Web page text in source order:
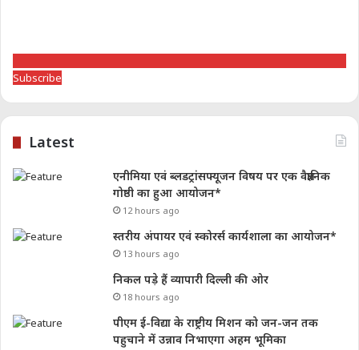
Subscribe
Latest
एनीमिया एवं ब्लडट्रांसफ्यूजन विषय पर एक वैज्ञानिक
गोष्ठी का हुआ आयोजन*
12 hours ago
स्तरीय अंपायर एवं स्कोरर्स कार्यशाला का आयोजन*
13 hours ago
निकल पड़े हैं व्यापारी दिल्ली की ओर
18 hours ago
पीएम ई-विद्या के राष्ट्रीय मिशन को जन-जन तक
पहुचाने में उन्नाव निभाएगा अहम भूमिका